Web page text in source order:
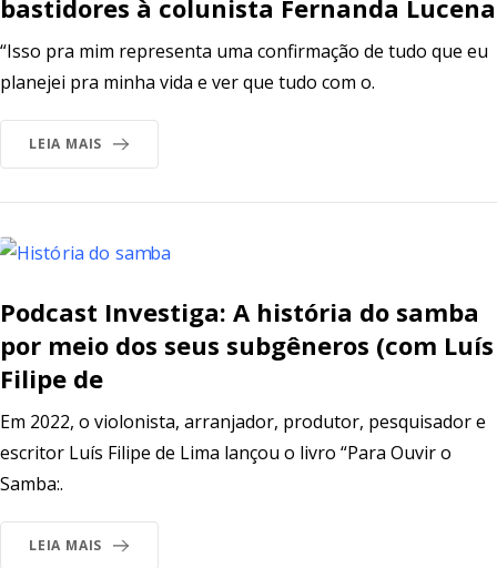
bastidores à colunista Fernanda Lucena
“Isso pra mim representa uma confirmação de tudo que eu
planejei pra minha vida e ver que tudo com o.
LEIA MAIS
Podcast Investiga: A história do samba
por meio dos seus subgêneros (com Luís
Filipe de
Em 2022, o violonista, arranjador, produtor, pesquisador e
escritor Luís Filipe de Lima lançou o livro “Para Ouvir o
Samba:.
LEIA MAIS